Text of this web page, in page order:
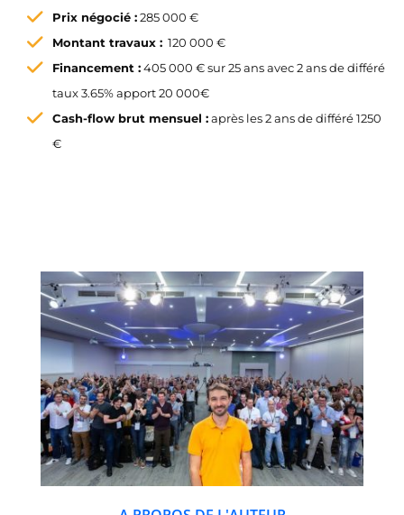
Prix négocié :285 000 €
Montant travaux : 120 000 €
Financement :405 000 € sur 25 ans avec 2 ans de différé
taux 3.65% apport 20 000€
Cash-flow brut mensuel :après les 2 ans de différé 1250
€